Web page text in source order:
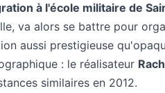
à l'école militaire de
va alors se battre pour
aussi prestigieuse
: le réalisateur
similaires en 2012.